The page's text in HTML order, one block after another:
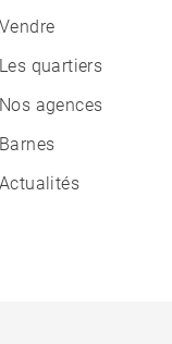
Vendre
Les quartiers
Nos agences
Barnes
Actualités